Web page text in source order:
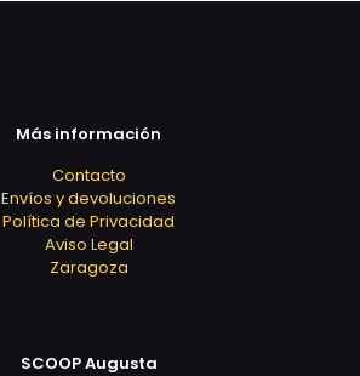
Más información
Contacto
Envíos y devoluciones
Política de Privacidad
Aviso Legal
Zaragoza
SCOOP Augusta